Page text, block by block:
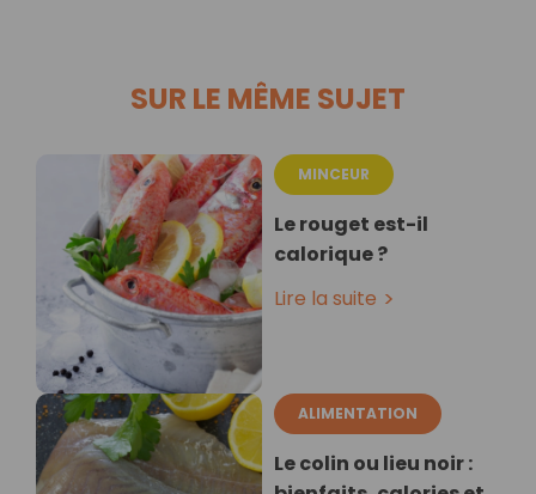
SUR LE MÊME SUJET
MINCEUR
Le rouget est-il
calorique ?
Lire la suite
ALIMENTATION
Le colin ou lieu noir :